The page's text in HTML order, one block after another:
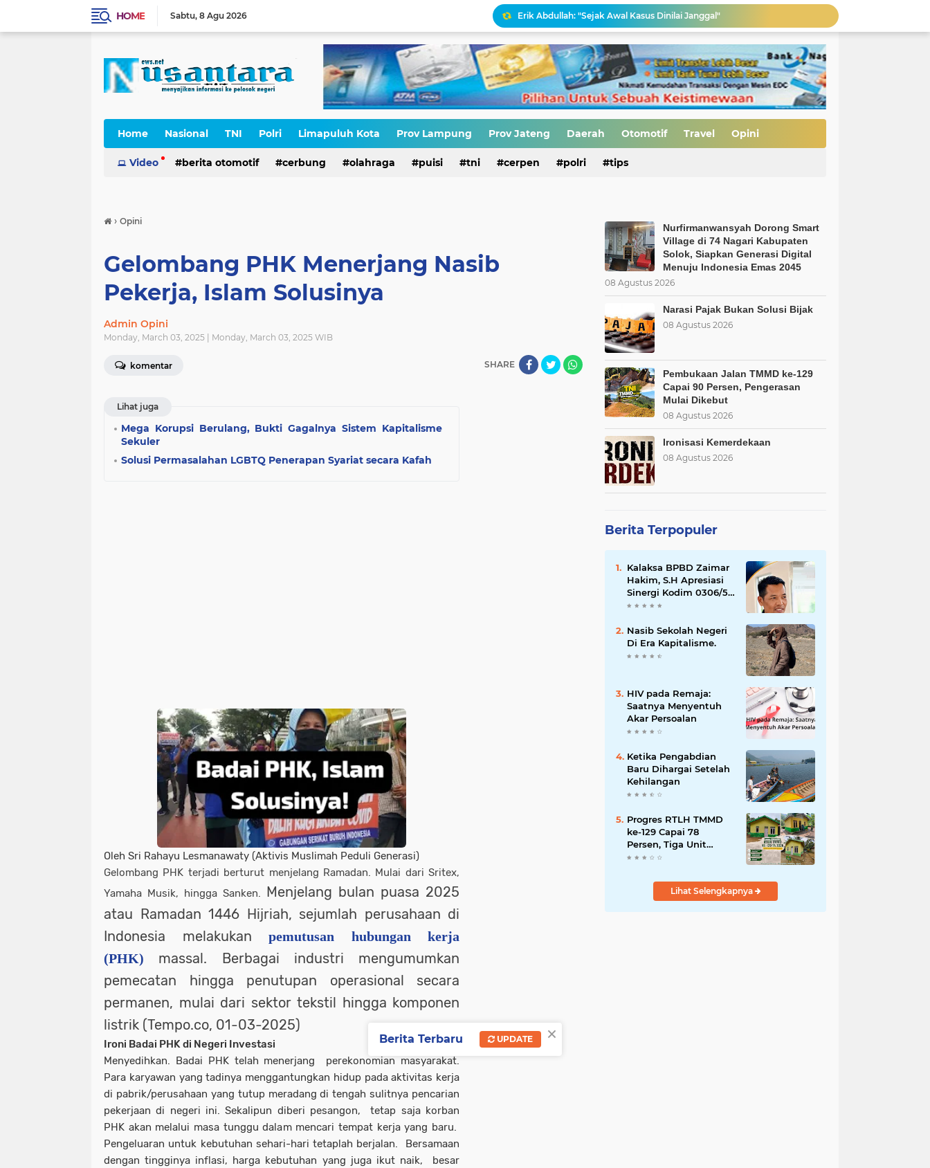
HOME Sabtu 8 Agu 2026
Erik Abdullah: "Sejak Awal Kasus Dinilai Janggal"
Pengerasan Jalan TMMD ke-129 Kodim 0306/50 Kota, Menguatkan Akses Menuju Kemajuan Nagari
Edukasi Keselamatan Berkedara, Ditlantas Polda Sumbar Gelar "Police Goes To Campus" di UNP
Antara HAM dan Hukum Allah: Kedudukan L68TQ dalam Islam
Nurfirmanwansyah Dorong Smart Village di 74 Nagari Kabupaten Solok, Siapkan Generasi Digital Menuju Indonesia Emas 2045
Narasi Pajak Bukan Solusi Bijak
Ironisasi Kemerdekaan
MBG Bukan Solusi tapi Korupsi, Kolusi, dan Nepotisme Para Elit Politik, Kolusi, dan Nepotisme Para Elit Politik
HIV di Kalangan Pelajar, Saatnya Evaluasi Arah Kebijakan
Home Nasional TNI Polri Limapuluh Kota Prov Lampung Prov Jateng Daerah Otomotif Travel Opini
Cerpen
Video berita otomotif cerbung olahraga puisi tni cerpen polri tips
› Opini
Gelombang PHK Menerjang Nasib
Pekerja, Islam Solusinya
Admin Opini
Monday, March 03, 2025 | Monday, March 03, 2025 WIB
komentar SHARE
Lihat juga
Mega Korupsi Berulang, Bukti Gagalnya Sistem Kapitalisme
Sekuler
Solusi Permasalahan LGBTQ Penerapan Syariat secara Kafah
Oleh Sri Rahayu Lesmanawaty (Aktivis Muslimah Peduli Generasi)
Gelombang PHK terjadi berturut menjelang Ramadan. Mulai dari Sritex,
Yamaha Musik, hingga Sanken. Menjelang bulan puasa 2025
atau Ramadan 1446 Hijriah, sejumlah perusahaan di
Indonesia melakukan pemutusan hubungan kerja
(PHK) massal. Berbagai industri mengumumkan
pemecatan hingga penutupan operasional secara
permanen, mulai dari sektor tekstil hingga komponen
listrik (Tempo.co, 01-03-2025)
Ironi Badai PHK di Negeri Investasi
Menyedihkan. Badai PHK telah menerjang perekonomian masyarakat.
Para karyawan yang tadinya menggantungkan hidup pada aktivitas kerja
di pabrik/perusahaan yang tutup meradang di tengah sulitnya pencarian
pekerjaan di negeri ini. Sekalipun diberi pesangon, tetap saja korban
PHK akan melalui masa tunggu dalam mencari tempat kerja yang baru.
Pengeluaran untuk kebutuhan sehari-hari tetaplah berjalan. Bersamaan
dengan tingginya inflasi, harga kebutuhan yang juga ikut naik, besar
Nurfirmanwansyah Dorong Smart
Village di 74 Nagari Kabupaten
Solok, Siapkan Generasi Digital
Menuju Indonesia Emas 2045
08 Agustus 2026
Narasi Pajak Bukan Solusi Bijak
08 Agustus 2026
Pembukaan Jalan TMMD ke-129
Capai 90 Persen, Pengerasan
Mulai Dikebut
08 Agustus 2026
Ironisasi Kemerdekaan
08 Agustus 2026
Berita Terpopuler
Kalaksa BPBD Zaimar
Hakim, S.H Apresiasi
Sinergi Kodim 0306/50
Kota dalam
dan Penanganan
Bencana
Nasib Sekolah Negeri
Di Era Kapitalisme.
HIV pada Remaja:
Saatnya Menyentuh
Akar Persoalan
Ketika Pengabdian
Baru Dihargai Setelah
Kehilangan
Progres RTLH TMMD
ke-129 Capai 78
Persen, Tiga Unit
Rumah Bantuan Mulai
Lihat Selengkapnya
×
Berita Terbaru UPDATE